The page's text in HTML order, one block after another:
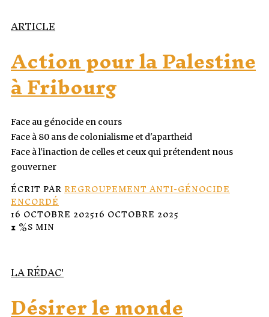
ARTICLE
Action pour la Palestine
à Fribourg
Face au génocide en cours
Face à 80 ans de colonialisme et d'apartheid
Face à l'inaction de celles et ceux qui prétendent nous
gouverner
ÉCRIT PARREGROUPEMENT ANTI-GÉNOCIDE
ENCORDÉ
16 OCTOBRE 202516 OCTOBRE 2025
⧗ %S MIN
LA RÉDAC'
Désirer le monde